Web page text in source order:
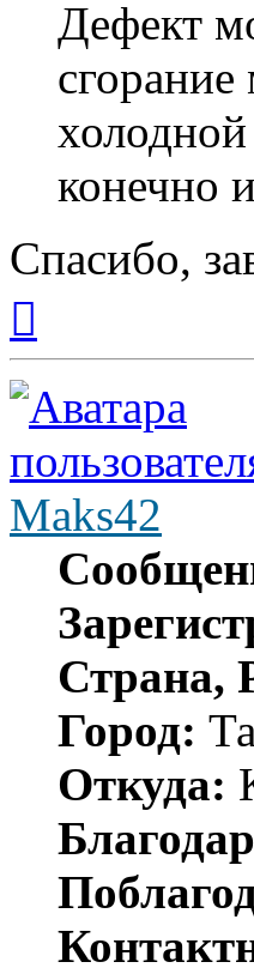
Дефект
конечно
Спасибо,
началу
Maks42
Страна,
Город:
Откуда: